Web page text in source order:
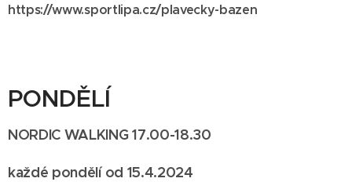
https://www.sportlipa.cz/plavecky-bazen
PONDĚLÍ
NORDIC WALKING 17.00-18.30
každé pondělí od 15.4.2024